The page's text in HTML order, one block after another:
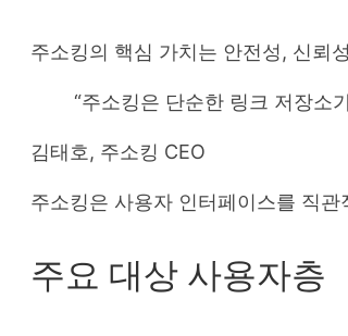
주소킹의 핵심 가치는 안전성, 신뢰
“주소킹은 단순한 링크 저장소
김태호, 주소킹 CEO
주소킹은 사용자 인터페이스를 직
주요 대상 사용자층